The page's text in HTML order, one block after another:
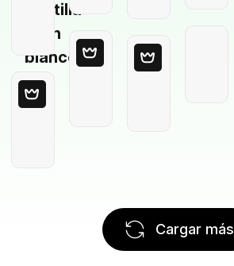
Plantilla
en
blanco
Cargar más